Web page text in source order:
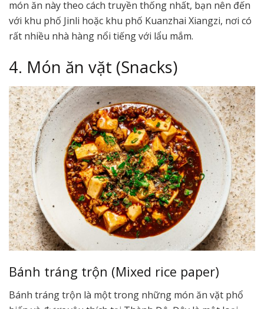
món ăn này theo cách truyền thống nhất, bạn nên đến
với khu phố Jinli hoặc khu phố Kuanzhai Xiangzi, nơi có
rất nhiều nhà hàng nổi tiếng với lẩu mắm.
4. Món ăn vặt (Snacks)
Bánh tráng trộn (Mixed rice paper)
Bánh tráng trộn là một trong những món ăn vặt phổ